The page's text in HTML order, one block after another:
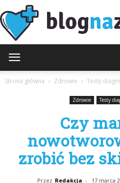
Strona główna Zdrowie Testy
Zdrowie Testy
Czy
zrobić bez
Przez Redakcja - 17 marca